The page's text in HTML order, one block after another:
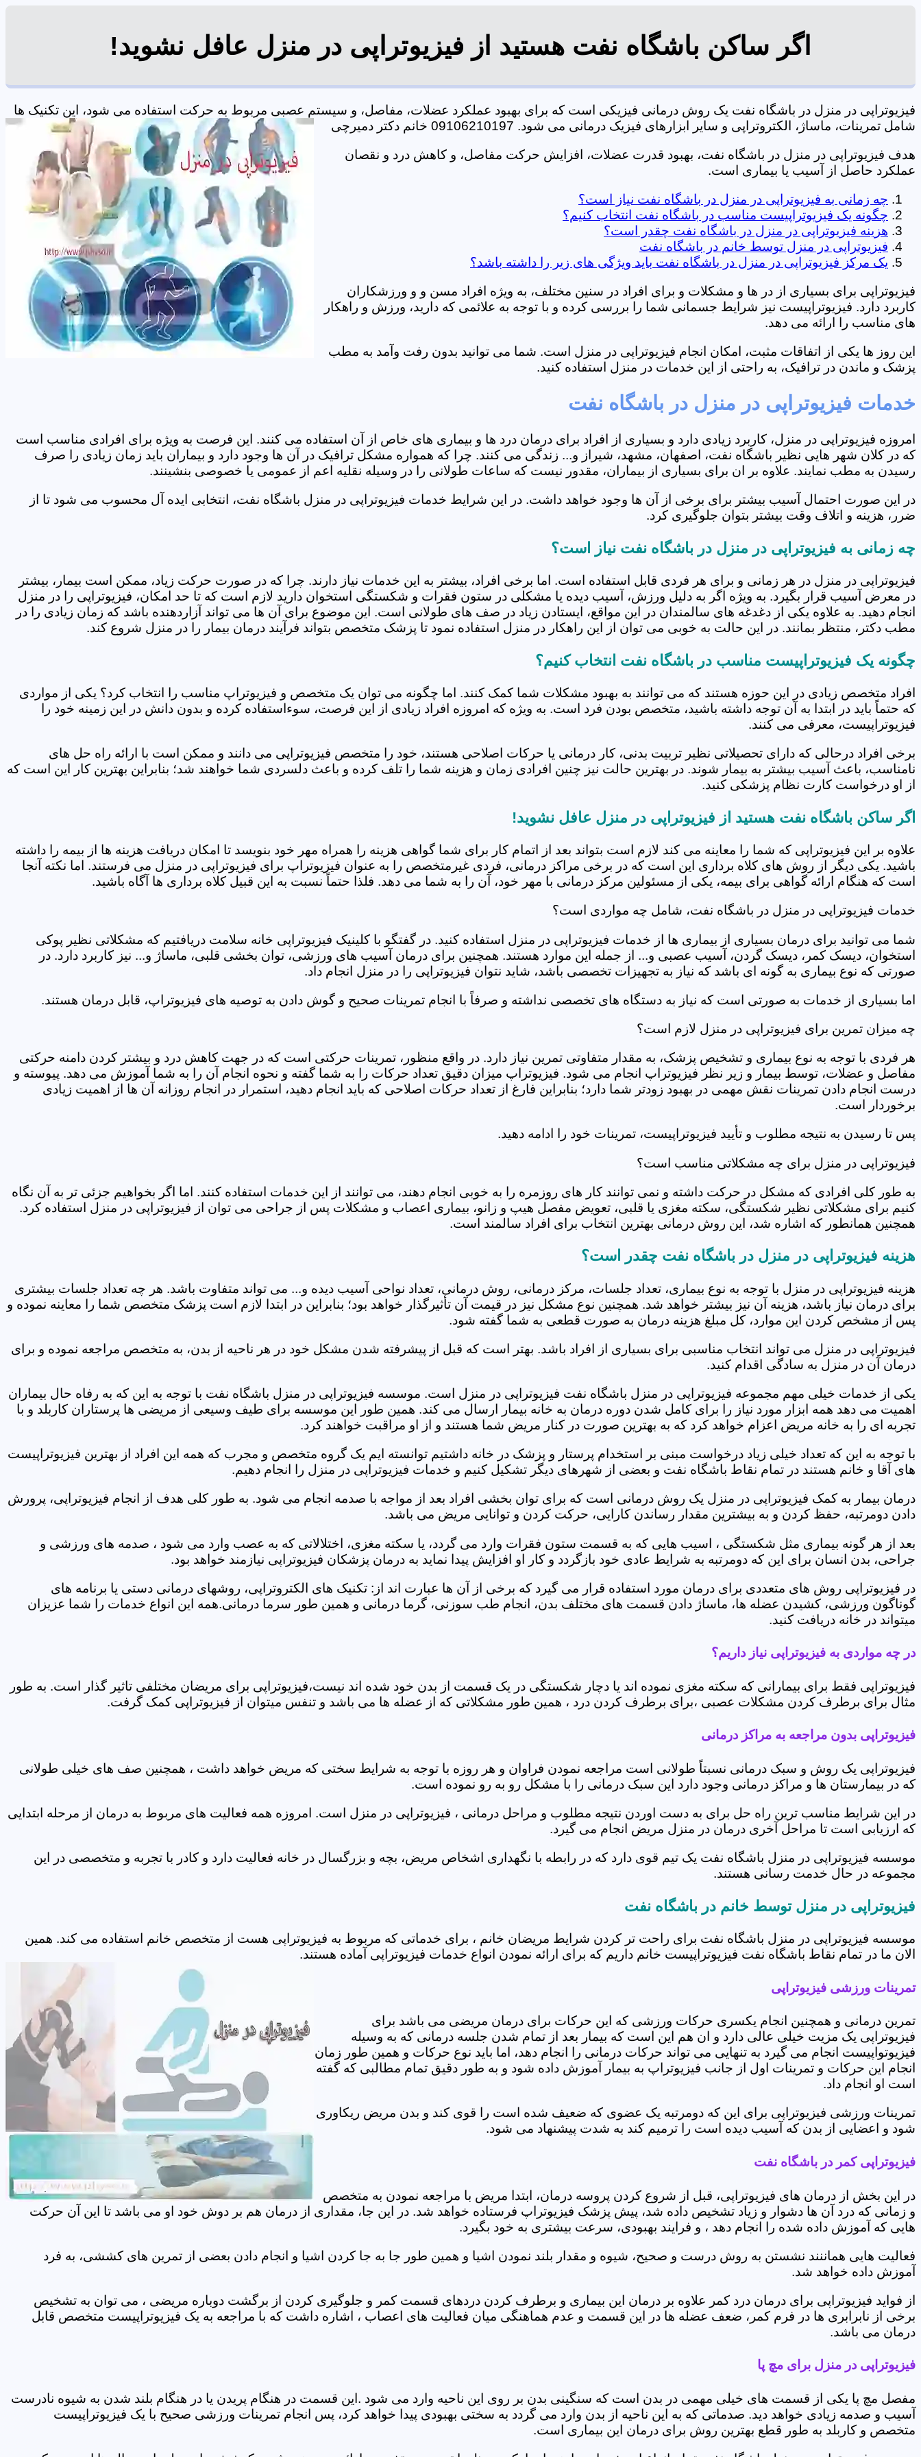
اگر ساکن باشگاه نفت هستید از فیزیوتراپی در منزل عافل نشوید!
فیزیوتراپی در منزل در باشگاه نفت یک روش درمانی فیزیکی است که برای بهبود عملکرد عضلات، مفاصل، و سیستم عصبی مربوط به حرکت استفاده می شود، این تکنیک ها
شامل تمرینات، ماساژ، الکتروتراپی و سایر ابزارهای فیزیک درمانی می شود. 09106210197 خانم دکتر دمیرچی
هدف فیزیوتراپی در منزل در باشگاه نفت، بهبود قدرت عضلات، افزایش حرکت مفاصل، و کاهش درد و نقصان
عملکرد حاصل از آسیب یا بیماری است.
چه زمانی به فیزیوتراپی در منزل در باشگاه نفت نیاز است؟
چگونه یک فیزیوتراپیست مناسب در باشگاه نفت انتخاب کنیم؟
هزینه فیزیوتراپی در منزل در باشگاه نفت چقدر است؟
فیزیوتراپی در منزل توسط خانم در باشگاه نفت
یک مرکز فیزیوتراپی در منزل در باشگاه نفت باید ویژگی های زیر را داشته باشد؟
فیزیوتراپی برای بسیاری از در ها و مشکلات و برای افراد در سنین مختلف، به ویژه افراد مسن و و ورزشکاران
کاربرد دارد. فیزیوتراپیست نیز شرایط جسمانی شما را بررسی کرده و با توجه به علائمی که دارید، ورزش و راهکار
های مناسب را ارائه می دهد.
این روز ها یکی از اتفاقات مثبت، امکان انجام فیزیوتراپی در منزل است. شما می توانید بدون رفت وآمد به مطب
پزشک و ماندن در ترافیک، به راحتی از این خدمات در منزل استفاده کنید.
خدمات فیزیوتراپی در منزل در باشگاه نفت
امروزه فیزیوتراپی در منزل، کاربرد زیادی دارد و بسیاری از افراد برای درمان درد ها و بیماری های خاص از آن استفاده می کنند. این فرصت به ویژه برای افرادی مناسب است
که در کلان شهر هایی نظیر باشگاه نفت، اصفهان، مشهد، شیراز و... زندگی می کنند. چرا که همواره مشکل ترافیک در آن ها وجود دارد و بیماران باید زمان زیادی را صرف
رسیدن به مطب نمایند. علاوه بر ان برای بسیاری از بیماران، مقدور نیست که ساعات طولانی را در وسیله نقلیه اعم از عمومی یا خصوصی بنشینند.
در این صورت احتمال آسیب بیشتر برای برخی از آن ها وجود خواهد داشت. در این شرایط خدمات فیزیوتراپی در منزل باشگاه نفت، انتخابی ایده آل محسوب می شود تا از
ضرر، هزینه و اتلاف وقت بیشتر بتوان جلوگیری کرد.
چه زمانی به فیزیوتراپی در منزل در باشگاه نفت نیاز است؟
فیزیوتراپی در منزل در هر زمانی و برای هر فردی قابل استفاده است. اما برخی افراد، بیشتر به این خدمات نیاز دارند. چرا که در صورت حرکت زیاد، ممکن است بیمار، بیشتر
در معرض آسیب قرار بگیرد. به ویژه اگر به دلیل ورزش، آسیب دیده یا مشکلی در ستون فقرات و شکستگی استخوان دارید لازم است که تا حد امکان، فیزیوتراپی را در منزل
انجام دهید. به علاوه یکی از دغدغه های سالمندان در این مواقع، ایستادن زیاد در صف های طولانی است. این موضوع برای آن ها می تواند آزاردهنده باشد که زمان زیادی را در
مطب دکتر، منتظر بمانند. در این حالت به خوبی می توان از این راهکار در منزل استفاده نمود تا پزشک متخصص بتواند فرآیند درمان بیمار را در منزل شروع کند.
چگونه یک فیزیوتراپیست مناسب در باشگاه نفت انتخاب کنیم؟
افراد متخصص زیادی در این حوزه هستند که می توانند به بهبود مشکلات شما کمک کنند. اما چگونه می توان یک متخصص و فیزیوتراپ مناسب را انتخاب کرد؟ یکی از مواردی
که حتماً باید در ابتدا به آن توجه داشته باشید، متخصص بودن فرد است. به ویژه که امروزه افراد زیادی از این فرصت، سوءاستفاده کرده و بدون دانش در این زمینه خود را
فیزیوتراپیست، معرفی می کنند.
برخی افراد درحالی که دارای تحصیلاتی نظیر تربیت بدنی، کار درمانی یا حرکات اصلاحی هستند، خود را متخصص فیزیوتراپی می دانند و ممکن است با ارائه راه حل های
نامناسب، باعث آسیب بیشتر به بیمار شوند. در بهترین حالت نیز چنین افرادی زمان و هزینه شما را تلف کرده و باعث دلسردی شما خواهند شد؛ بنابراین بهترین کار این است که
از او درخواست کارت نظام پزشکی کنید.
اگر ساکن باشگاه نفت هستید از فیزیوتراپی در منزل عافل نشوید!
علاوه بر این فیزیوتراپی که شما را معاینه می کند لازم است بتواند بعد از اتمام کار برای شما گواهی هزینه را همراه مهر خود بنویسد تا امکان دریافت هزینه ها از بیمه را داشته
باشید. یکی دیگر از روش های کلاه برداری این است که در برخی مراکز درمانی، فردی غیرمتخصص را به عنوان فیزیوتراپ برای فیزیوتراپی در منزل می فرستند. اما نکته آنجا
است که هنگام ارائه گواهی برای بیمه، یکی از مسئولین مرکز درمانی با مهر خود، آن را به شما می دهد. فلذا حتماً نسبت به این قبیل کلاه برداری ها آگاه باشید.
خدمات فیزیوتراپی در منزل در باشگاه نفت، شامل چه مواردی است؟
شما می توانید برای درمان بسیاری از بیماری ها از خدمات فیزیوتراپی در منزل استفاده کنید. در گفتگو با کلینیک فیزیوتراپی خانه سلامت دریافتیم که مشکلاتی نظیر پوکی
استخوان، دیسک کمر، دیسک گردن، آسیب عصبی و... از جمله این موارد هستند. همچنین برای درمان آسیب های ورزشی، توان بخشی قلبی، ماساژ و... نیز کاربرد دارد. در
صورتی که نوع بیماری به گونه ای باشد که نیاز به تجهیزات تخصصی باشد، شاید نتوان فیزیوتراپی را در منزل انجام داد.
اما بسیاری از خدمات به صورتی است که نیاز به دستگاه های تخصصی نداشته و صرفاً با انجام تمرینات صحیح و گوش دادن به توصیه های فیزیوتراپ، قابل درمان هستند.
چه میزان تمرین برای فیزیوتراپی در منزل لازم است؟
هر فردی با توجه به نوع بیماری و تشخیص پزشک، به مقدار متفاوتی تمرین نیاز دارد. در واقع منظور، تمرینات حرکتی است که در جهت کاهش درد و بیشتر کردن دامنه حرکتی
مفاصل و عضلات، توسط بیمار و زیر نظر فیزیوتراپ انجام می شود. فیزیوتراپ میزان دقیق تعداد حرکات را به شما گفته و نحوه انجام آن را به شما آموزش می دهد. پیوسته و
درست انجام دادن تمرینات نقش مهمی در بهبود زودتر شما دارد؛ بنابراین فارغ از تعداد حرکات اصلاحی که باید انجام دهید، استمرار در انجام روزانه آن ها از اهمیت زیادی
برخوردار است.
پس تا رسیدن به نتیجه مطلوب و تأیید فیزیوتراپیست، تمرینات خود را ادامه دهید.
فیزیوتراپی در منزل برای چه مشکلاتی مناسب است؟
به طور کلی افرادی که مشکل در حرکت داشته و نمی توانند کار های روزمره را به خوبی انجام دهند، می توانند از این خدمات استفاده کنند. اما اگر بخواهیم جزئی تر به آن نگاه
کنیم برای مشکلاتی نظیر شکستگی، سکته مغزی یا قلبی، تعویض مفصل هیپ و زانو، بیماری اعصاب و مشکلات پس از جراحی می توان از فیزیوتراپی در منزل استفاده کرد.
همچنین همانطور که اشاره شد، این روش درمانی بهترین انتخاب برای افراد سالمند است.
هزینه فیزیوتراپی در منزل در باشگاه نفت چقدر است؟
هزینه فیزیوتراپی در منزل با توجه به نوع بیماری، تعداد جلسات، مرکز درمانی، روش درمانی، تعداد نواحی آسیب دیده و... می تواند متفاوت باشد. هر چه تعداد جلسات بیشتری
برای درمان نیاز باشد، هزینه آن نیز بیشتر خواهد شد. همچنین نوع مشکل نیز در قیمت آن تأثیرگذار خواهد بود؛ بنابراین در ابتدا لازم است پزشک متخصص شما را معاینه نموده و
پس از مشخص کردن این موارد، کل مبلغ هزینه درمان به صورت قطعی به شما گفته شود.
فیزیوتراپی در منزل می تواند انتخاب مناسبی برای بسیاری از افراد باشد. بهتر است که قبل از پیشرفته شدن مشکل خود در هر ناحیه از بدن، به متخصص مراجعه نموده و برای
درمان آن در منزل به سادگی اقدام کنید.
یکی از خدمات خیلی مهم مجموعه فیزیوتراپی در منزل باشگاه نفت فیزیوتراپی در منزل است. موسسه فیزیوتراپی در منزل باشگاه نفت با توجه به این که به رفاه حال بیماران
اهمیت می دهد همه ابزار مورد نیاز را برای کامل شدن دوره درمان به خانه بیمار ارسال می کند. همین طور این موسسه برای طیف وسیعی از مریضی ها پرستاران کاربلد و با
تجربه ای را به خانه مریض اعزام خواهد کرد که به بهترین صورت در کنار مریض شما هستند و از او مراقبت خواهند کرد.
با توجه به این که تعداد خیلی زیاد درخواست مبنی بر استخدام پرستار و پزشک در خانه داشتیم توانسته ایم یک گروه متخصص و مجرب که همه این افراد از بهترین فیزیوتراپیست
های آقا و خانم هستند در تمام نقاط باشگاه نفت و بعضی از شهرهای دیگر تشکیل کنیم و خدمات فیزیوتراپی در منزل را انجام دهیم.
درمان بیمار به کمک فیزیوتراپی در منزل یک روش درمانی است که برای توان بخشی افراد بعد از مواجه با صدمه انجام می شود. به طور کلی هدف از انجام فیزیوتراپی، پرورش
دادن دومرتبه، حفظ کردن و به بیشترین مقدار رساندن کارایی، حرکت کردن و توانایی مریض می باشد.
بعد از هر گونه بیماری مثل شکستگی ، اسیب هایی که به قسمت ستون فقرات وارد می گردد، یا سکته مغزی، اختلالاتی که به عصب وارد می شود ، صدمه های ورزشی و
جراحی، بدن انسان برای این که دومرتبه به شرایط عادی خود بازگردد و کار او افزایش پیدا نماید به درمان پزشکان فیزیوتراپی نیازمند خواهد بود.
در فیزیوتراپی روش های متعددی برای درمان مورد استفاده قرار می گیرد که برخی از آن ها عبارت اند از: تکنیک های الکتروتراپی، روشهای درمانی دستی یا برنامه های
گوناگون ورزشی، کشیدن عضله ها، ماساژ دادن قسمت های مختلف بدن، انجام طب سوزنی، گرما درمانی و همین طور سرما درمانی.همه این انواع خدمات را شما عزیزان
میتواند در خانه دریافت کنید.
در چه مواردی به فیزیوتراپی نیاز داریم؟
فیزیوتراپی فقط برای بیمارانی که سکته مغزی نموده اند یا دچار شکستگی در یک قسمت از بدن خود شده اند نیست،فیزیوتراپی برای مریضان مختلفی تاثیر گذار است. به طور
مثال برای برطرف کردن مشکلات عصبی ،برای برطرف کردن درد ، همین طور مشکلاتی که از عضله ها می باشد و تنفس میتوان از فیزیوتراپی کمک گرفت.
فیزیوتراپی بدون مراجعه به مراکز درمانی
فیزیوتراپی یک روش و سبک درمانی نسبتاً طولانی است مراجعه نمودن فراوان و هر روزه با توجه به شرایط سختی که مریض خواهد داشت ، همچنین صف های خیلی طولانی
که در بیمارستان ها و مراکز درمانی وجود دارد این سبک درمانی را با مشکل رو به رو نموده است.
در این شرایط مناسب ترین راه حل برای به دست اوردن نتیجه مطلوب و مراحل درمانی ، فیزیوتراپی در منزل است. امروزه همه فعالیت های مربوط به درمان از مرحله ابتدایی
که ارزیابی است تا مراحل آخری درمان در منزل مریض انجام می گیرد.
موسسه فیزیوتراپی در منزل باشگاه نفت یک تیم قوی دارد که در رابطه با نگهداری اشخاص مریض، بچه و بزرگسال در خانه فعالیت دارد و کادر با تجربه و متخصصی در این
مجموعه در حال خدمت رسانی هستند.
فیزیوتراپی در منزل توسط خانم در باشگاه نفت
موسسه فیزیوتراپی در منزل باشگاه نفت برای راحت تر کردن شرایط مریضان خانم ، برای خدماتی که مربوط به فیزیوتراپی هست از متخصص خانم استفاده می کند. همین
الان ما در تمام نقاط باشگاه نفت فیزیوتراپیست خانم داریم که برای ارائه نمودن انواع خدمات فیزیوتراپی آماده هستند.
تمرینات ورزشی فیزیوتراپی
تمرین درمانی و همچنین انجام یکسری حرکات ورزشی که این حرکات برای درمان مریضی می باشد برای
فیزیوتراپی یک مزیت خیلی عالی دارد و ان هم این است که بیمار بعد از تمام شدن جلسه درمانی که به وسیله
فیزیوتواپیست انجام می گیرد به تنهایی می تواند حرکات درمانی را انجام دهد، اما باید نوع حرکات و همین طور زمان
انجام این حرکات و تمرینات اول از جانب فیزیوتراپ به بیمار آموزش داده شود و به طور دقیق تمام مطالبی که گفته
است او انجام داد.
تمرینات ورزشی فیزیوتراپی برای این که دومرتبه یک عضوی که ضعیف شده است را قوی کند و بدن مریض ریکاوری
شود و اعضایی از بدن که آسیب دیده است را ترمیم کند به شدت پیشنهاد می شود.
فیزیوتراپی کمر در باشگاه نفت
در این بخش از درمان های فیزیوتراپی، قبل از شروع کردن پروسه درمان، ابتدا مریض با مراجعه نمودن به متخصص
و زمانی که درد آن ها دشوار و زیاد تشخیص داده شد، پیش پزشک فیزیوتراپ فرستاده خواهد شد. در این جا، مقداری از درمان هم بر دوش خود او می باشد تا این آن حرکت
هایی که آموزش داده شده را انجام دهد ، و فرایند بهبودی، سرعت بیشتری به خود بگیرد.
فعالیت هایی هماننند نشستن به روش درست و صحیح، شیوه و مقدار بلند نمودن اشیا و همین طور جا به جا کردن اشیا و انجام دادن بعضی از تمرین های کششی، به فرد
آموزش داده خواهد شد.
از فواید فیزیوتراپی برای درمان درد کمر علاوه بر درمان این بیماری و برطرف کردن دردهای قسمت کمر و جلوگیری کردن از برگشت دوباره مریضی ، می توان به تشخیص
برخی از نابرابری ها در فرم کمر، ضعف عضله ها در این قسمت و عدم هماهنگی میان فعالیت های اعصاب ، اشاره داشت که با مراجعه به یک فیزیوتراپیست متخصص قابل
درمان می باشد.
فیزیوتراپی در منزل برای مچ پا
مفصل مچ پا یکی از قسمت های خیلی مهمی در بدن است که سنگینی بدن بر روی این ناحیه وارد می شود .این قسمت در هنگام پریدن یا در هنگام بلند شدن به شیوه نادرست
آسیب و صدمه زیادی خواهد دید. صدماتی که به این ناحیه از بدن وارد می گردد به سختی بهبودی پیدا خواهد کرد، پس انجام تمرینات ورزشی صحیح با یک فیزیوتراپیست
متخصص و کاربلد به طور قطع بهترین روش برای درمان این بیماری است.